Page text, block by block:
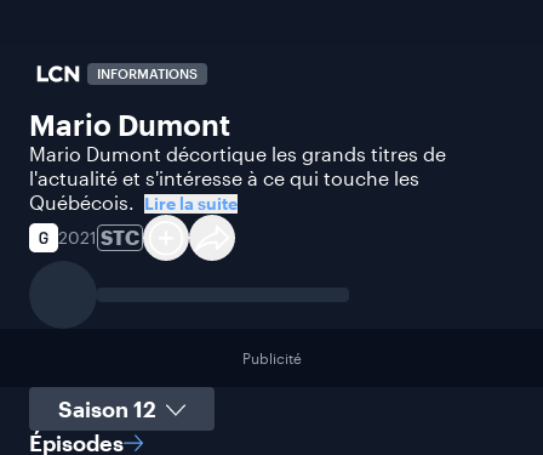
INFORMATIONS
Mario Dumont
Mario Dumont décortique les grands titres de
l'actualité et s'intéresse à ce qui touche les
Québécois. Lire la suite
2021 STC
Publicité
Sélectionner une saison
Épisodes